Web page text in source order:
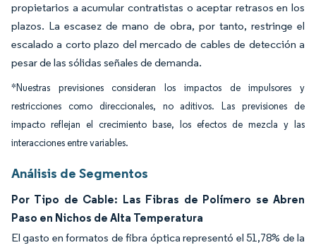
propietarios a acumular contratistas o aceptar retrasos en los
plazos. La escasez de mano de obra, por tanto, restringe el
escalado a corto plazo del mercado de cables de detección a
pesar de las sólidas señales de demanda.
*Nuestras previsiones consideran los impactos de impulsores y
restricciones como direccionales, no aditivos. Las previsiones de
impacto reflejan el crecimiento base, los efectos de mezcla y las
interacciones entre variables.
Análisis de Segmentos
Por Tipo de Cable: Las Fibras de Polímero se Abren
Paso en Nichos de Alta Temperatura
El gasto en formatos de fibra óptica representó el 51,78% de la